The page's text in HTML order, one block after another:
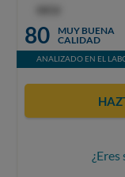
80
MUY BUENA
CALIDAD
ANALIZADO EN EL